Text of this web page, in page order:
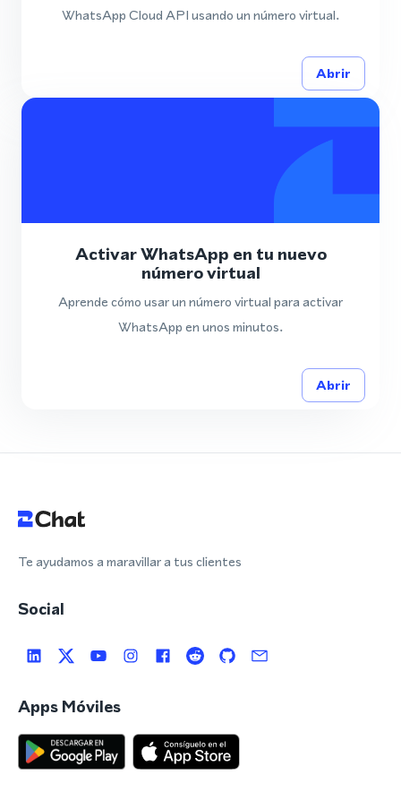
WhatsApp Cloud API usando un número virtual.
Abrir
Activar WhatsApp en tu nuevo
número virtual
Aprende cómo usar un número virtual para activar
WhatsApp en unos minutos.
Abrir
Te ayudamos a maravillar a tus clientes
Social
Apps Móviles